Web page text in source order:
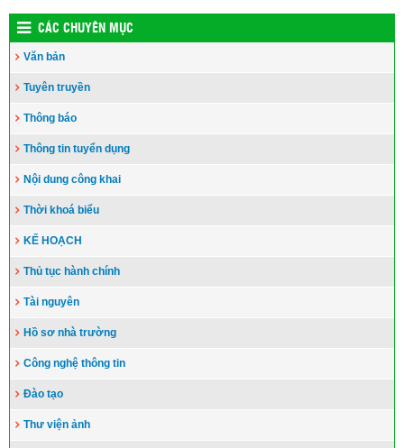
CÁC CHUYÊN MỤC
Văn bản
Tuyên truyền
Thông báo
Thông tin tuyển dụng
Nội dung công khai
Thời khoá biểu
KẾ HOẠCH
Thủ tục hành chính
Tài nguyên
Hồ sơ nhà trường
Công nghệ thông tin
Đào tạo
Thư viện ảnh